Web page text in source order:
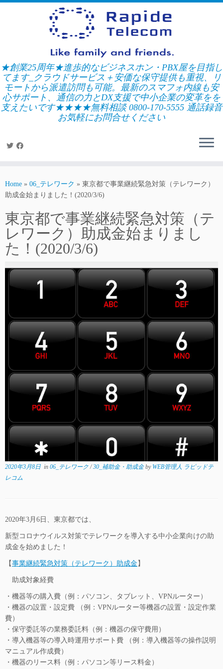
Skip
★創業25周年★進歩的なビジネスホン・PBX屋を目指し
てます_クラウドサービス＋安価な保守提供も重視、リ
モートから派遣訪問も可能。最新のスマフォ内線も安
心サポート、通信の力とDX支援で中小企業の変革をを
支えたいです★★★★無料相談 0800-170-5555 通話録音
お気軽にお問合せください
Home » 06_テレワーク » 東京都で事業継続緊急対策（テレワーク）
助成金始まりました！(2020/3/6)
東京都で事業継続緊急対策（テ
レワーク）助成金始まりまし
た！(2020/3/6)
2020年3月8日 in 06_テレワーク/30_補助金・助成金by WEB管理人 ラピッドテ
レコム
2020年3月6日、東京都では、
新型コロナウイルス対策でテレワークを導入する中小企業向けの助
成金を始めました！
【事業継続緊急対策（テレワーク）助成金 】
助成対象経費
・機器等の購入費（例：パソコン、タブレット、VPNルーター）
・機器の設置・設定費 （例：VPNルーター等機器の設置・設定作業
費）
・保守委託等の業務委託料（例：機器の保守費用）
・導入機器等の導入時運用サポート費 （例：導入機器等の操作説明
マニュアル作成費）
・機器のリース料（例：パソコン等リース料金）